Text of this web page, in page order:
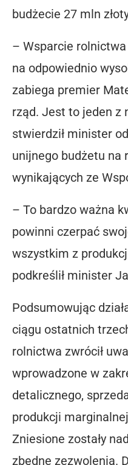
budżecie 27 mln
– Wsparcie
na odpowiednio
zabiega premier
rząd. Jest to jeden z
stwierdził minister
unijnego budżetu na
wynikających ze
– To bardzo ważna
powinni czerpać
wszystkim z
podkreślił minister
Podsumowując
ciągu ostatnich
rolnictwa zwrócił
wprowadzone w
detalicznego,
produkcji
Zniesione zostały
zbędne zezwolenia.